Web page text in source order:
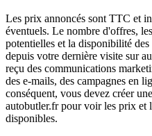
Les prix annoncés sont TTC et
éventuels. Le nombre d'offres,
potentielles et la disponibilité
depuis votre dernière visite sur
reçu des communications
des e-mails, des campagnes en
conséquent, vous devez créer
autobutler.fr pour voir les prix et
disponibles.